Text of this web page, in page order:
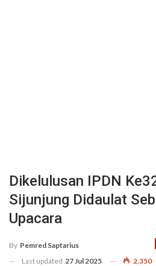
Dikelulusan IPDN
Sijunjung Didaulat
Upacara
By Pemred Saptarius
Last updated 27 Jul 2025 2,350